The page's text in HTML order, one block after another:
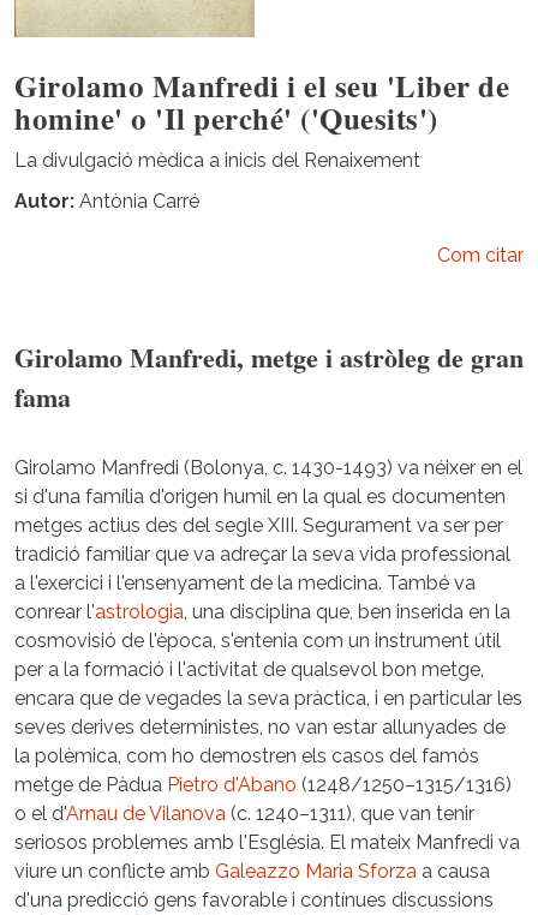
Girolamo Manfredi i el seu 'Liber de
homine' o 'Il perché' ('Quesits')
La divulgació mèdica a inicis del Renaixement
Autor Antònia Carré
Com citar
Girolamo Manfredi, metge i astròleg de gran
fama
Girolamo Manfredi (Bolonya, c. 1430-1493) va néixer en el
si d'una família d'origen humil en la qual es documenten
metges actius des del segle XIII. Segurament va ser per
tradició familiar que va adreçar la seva vida professional
a l'exercici i l'ensenyament de la medicina. També va
conrear l'astrologia, una disciplina que, ben inserida en la
cosmovisió de l'època, s'entenia com un instrument útil
per a la formació i l'activitat de qualsevol bon metge,
encara que de vegades la seva pràctica, i en particular les
seves derives deterministes, no van estar allunyades de
la polèmica, com ho demostren els casos del famós
metge de Pàdua Pietro d'Abano (1248/1250–1315/1316)
o el d'Arnau de Vilanova (c. 1240–1311), que van tenir
seriosos problemes amb l'Església. El mateix Manfredi va
viure un conflicte amb Galeazzo Maria Sforza a causa
d'una predicció gens favorable i contínues discussions